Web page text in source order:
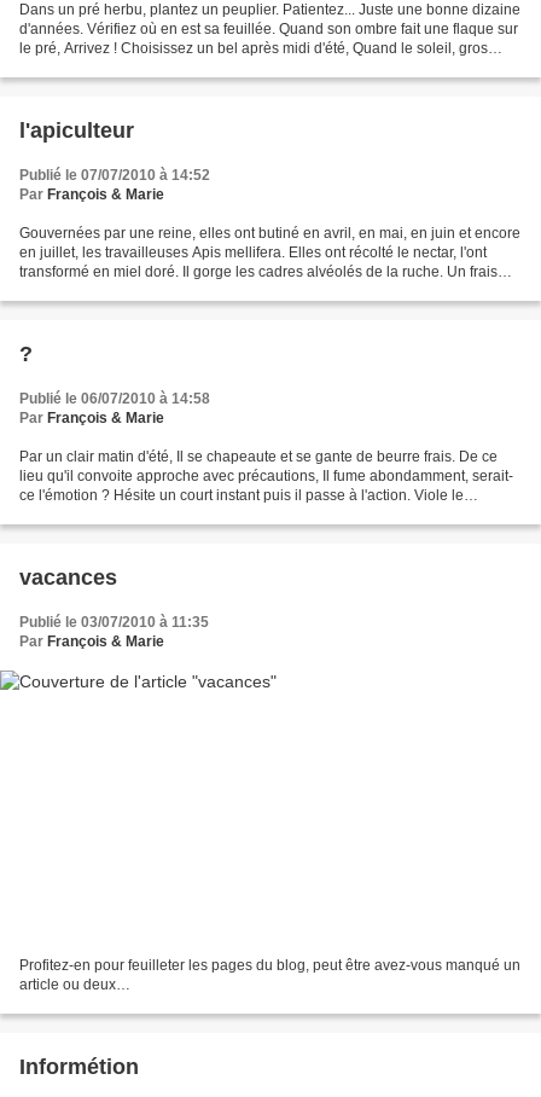
Dans un pré herbu, plantez un peuplier. Patientez... Juste une bonne dizaine
d'années. Vérifiez où en est sa feuillée. Quand son ombre fait une flaque sur
le pré, Arrivez ! Choisissez un bel après midi d'été, Quand le soleil, gros
l'apiculteur
Publié le 07/07/2010 à 14:52
Par François & Marie
Gouvernées par une reine, elles ont butiné en avril, en mai, en juin et encore
en juillet, les travailleuses Apis mellifera. Elles ont récolté le nectar, l'ont
transformé en miel doré. Il gorge les cadres alvéolés de la ruche. Un frais
?
Publié le 06/07/2010 à 14:58
Par François & Marie
Par un clair matin d'été, Il se chapeaute et se gante de beurre frais. De ce
lieu qu'il convoite approche avec précautions, Il fume abondamment, serait-
ce l'émotion ? Hésite un court instant puis il passe à l'action. Viole le
vacances
Publié le 03/07/2010 à 11:35
Par François & Marie
Profitez-en pour feuilleter les pages du blog, peut être avez-vous manqué un
article ou deux…
Informétion